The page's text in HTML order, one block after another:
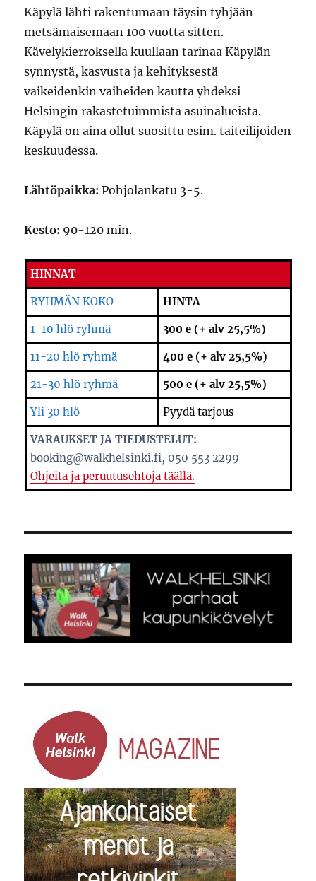
Käpylä lähti rakentumaan täysin tyhjään
metsämaisemaan 100 vuotta sitten.
Kävelykierroksella kuullaan tarinaa Käpylän
synnystä, kasvusta ja kehityksestä
vaikeidenkin vaiheiden kautta yhdeksi
Helsingin rakastetuimmista asuinalueista.
Käpylä on aina ollut suosittu esim. taiteilijoiden
keskuudessa.
Lähtöpaikka: Pohjolankatu 3-5.
Kesto: 90-120 min.
HINNAT
RYHMÄN KOKO HINTA
1-10 hlö ryhmä 300 e (+ alv 25,5%)
11-20 hlö ryhmä 400 e (+ alv 25,5%)
21-30 hlö ryhmä 500 e (+ alv 25,5%)
Yli 30 hlö Pyydä tarjous
VARAUKSET JA TIEDUSTELUT:
booking@walkhelsinki.fi, 050 553 2299
Ohjeita ja peruutusehtoja täällä.